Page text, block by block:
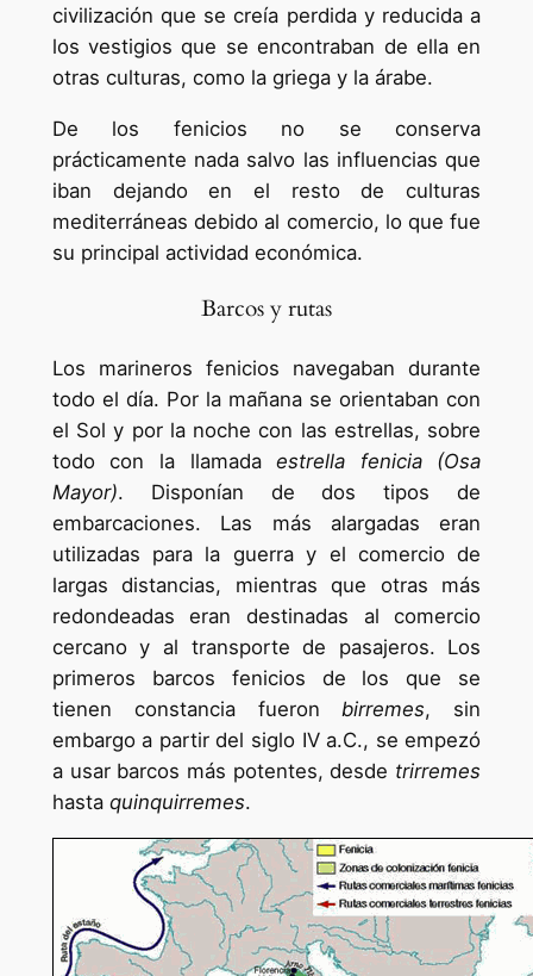
civilización que se creía perdida y reducida a
los vestigios que se encontraban de ella en
otras culturas, como la griega y la árabe.
De los fenicios no se conserva
prácticamente nada salvo las influencias que
iban dejando en el resto de culturas
mediterráneas debido al comercio, lo que fue
su principal actividad económica.
Barcos y rutas
Los marineros fenicios navegaban durante
todo el día. Por la mañana se orientaban con
el Sol y por la noche con las estrellas, sobre
todo con la llamadaestrella fenicia (Osa
Mayor). Disponían de dos tipos de
embarcaciones. Las más alargadas eran
utilizadas para la guerra y el comercio de
largas distancias, mientras que otras más
redondeadas eran destinadas al comercio
cercano y al transporte de pasajeros. Los
primeros barcos fenicios de los que se
tienen constancia fueronbirremes, sin
embargo a partir del siglo IV a.C., se empezó
a usar barcos más potentes, desde trirremes
hasta quinquirremes.